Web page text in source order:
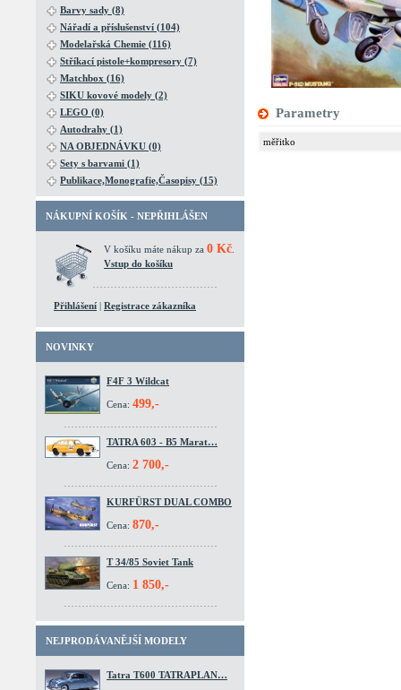
Barvy sady (8)
Nářadí a příslušenství (104)
Modelařská Chemie (116)
Stříkací pistole+kompresory (7)
Matchbox (16)
SIKU kovové modely (2)
LEGO (0)
Autodrahy (1)
NA OBJEDNÁVKU (0)
Sety s barvami (1)
Publikace,Monografie,Časopisy (15)
NÁKUPNÍ KOŠÍK - NEPŘIHLÁŠEN
V košíku máte nákup za 0 Kč
Vstup do košíku
Přihlášení | Registrace zákazníka
NOVINKY
F4F 3 Wildcat
Cena: 499,-
TATRA 603 - B5 Marat…
Cena: 2 700,-
KURFÜRST DUAL COMBO
Cena: 870,-
T 34/85 Soviet Tank
Cena: 1 850,-
NEJPRODÁVANĚJŠÍ MODELY
Tatra T600 TATRAPLAN…
Parametry
měřitko